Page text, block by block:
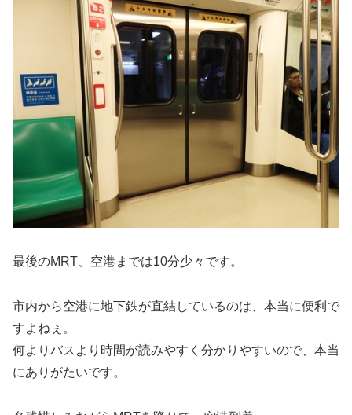
最後のMRT、空港までは10分少々です。
市内から空港に地下鉄が直結しているのは、本当に便利で
すよねぇ。
何よりバスより時間が読みやすく分かりやすいので、本当
にありがたいです。